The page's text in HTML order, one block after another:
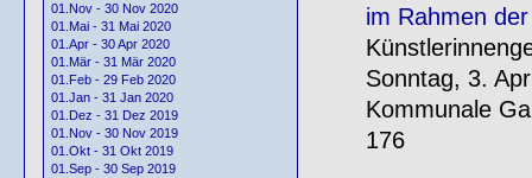
01.Nov - 30 Nov 2020
01.Mai - 31 Mai 2020
01.Apr - 30 Apr 2020
01.Mär - 31 Mär 2020
01.Feb - 29 Feb 2020
01.Jan - 31 Jan 2020
01.Dez - 31 Dez 2019
01.Nov - 30 Nov 2019
01.Okt - 31 Okt 2019
01.Sep - 30 Sep 2019
im Rahmen
Sonntag, 3.
Kommunale
176